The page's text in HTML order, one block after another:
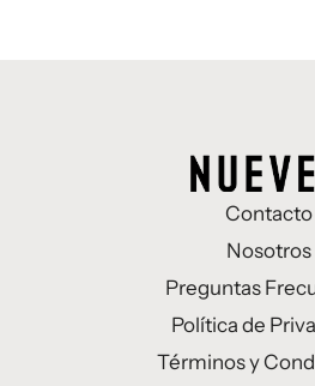
Contacto
Nosotros
Preguntas
Política de
Términos y